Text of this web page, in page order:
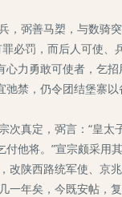
弼善马槊，与数骑
必罚，而后人可使
力勇敢可使者，乞
禁，仍令团结堡寨
真定，弼言：“皇太
付他将。”宣宗颇采用
陕西路统军使、京
一年矣，今既安帖，